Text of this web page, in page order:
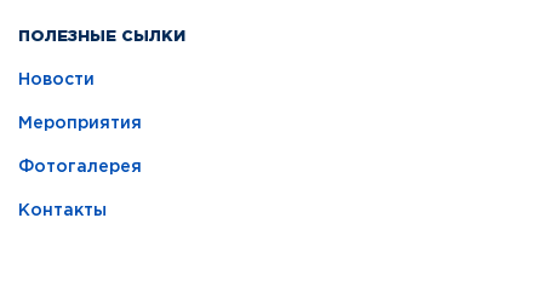
ПОЛЕЗНЫЕ СЫЛКИ
Новости
Мероприятия
Фотогалерея
Контакты